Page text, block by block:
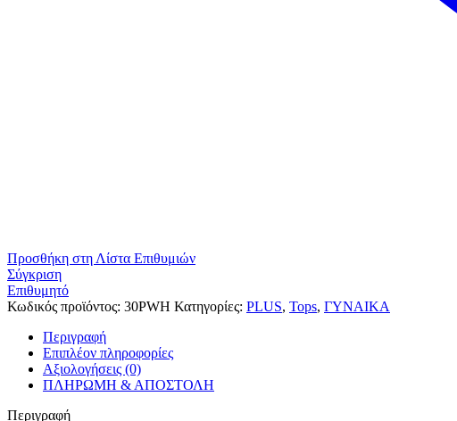
Προσθήκη στη Λίστα Επιθυμιών
Σύγκριση
Επιθυμητό
Κωδικός προϊόντος: 30PWH Κατηγορίες: PLUS, Tops, ΓΥΝΑΙΚΑ
Περιγραφή
Επιπλέον πληροφορίες
Αξιολογήσεις (0)
ΠΛΗΡΩΜΗ & ΑΠΟΣΤΟΛΗ
Περιγραφή